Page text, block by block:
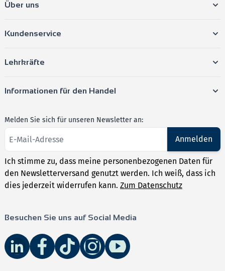
Über uns
Kundenservice
Lehrkräfte
Informationen für den Handel
Melden Sie sich für unseren Newsletter an:
Anmelden
Ich stimme zu, dass meine personenbezogenen Daten für
den Newsletterversand genutzt werden. Ich weiß, dass ich
dies jederzeit widerrufen kann. Zum Datenschutz
Besuchen Sie uns auf Social Media